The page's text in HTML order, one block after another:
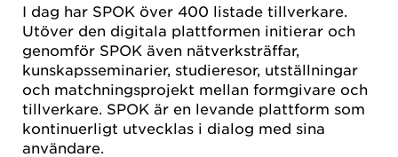
I dag har SPOK över 400 listade tillverkare.
Utöver den digitala plattformen initierar och
genomför SPOK även nätverksträffar,
kunskapsseminarier, studieresor, utställningar
och matchningsprojekt mellan formgivare och
tillverkare. SPOK är en levande plattform som
kontinuerligt utvecklas i dialog med sina
användare.